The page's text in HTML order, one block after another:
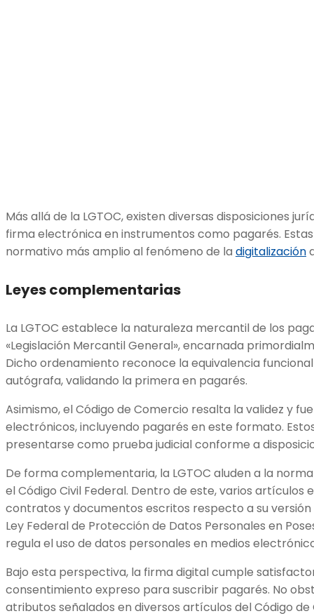
Más allá de la LGTOC, existen diversas disposiciones
firma electrónica en instrumentos como pagarés.
normativo más amplio al fenómeno de la digitalización
Leyes complementarias
La LGTOC establece la naturaleza mercantil de los
«Legislación Mercantil General», encarnada
Dicho ordenamiento reconoce la equivalencia
autógrafa, validando la primera en pagarés.
Asimismo, el Código de Comercio resalta la validez y
electrónicos, incluyendo pagarés en este formato.
presentarse como prueba judicial conforme a
De forma complementaria, la LGTOC aluden a la
el Código Civil Federal. Dentro de este, varios artículos
contratos y documentos escritos respecto a su
Ley Federal de Protección de Datos Personales en
regula el uso de datos personales en medios
Bajo esta perspectiva, la firma digital cumple
consentimiento expreso para suscribir pagarés. No
atributos señalados en diversos artículos del Código de